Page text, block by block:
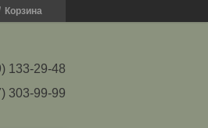
Корзина
133-29-48
303-99-99